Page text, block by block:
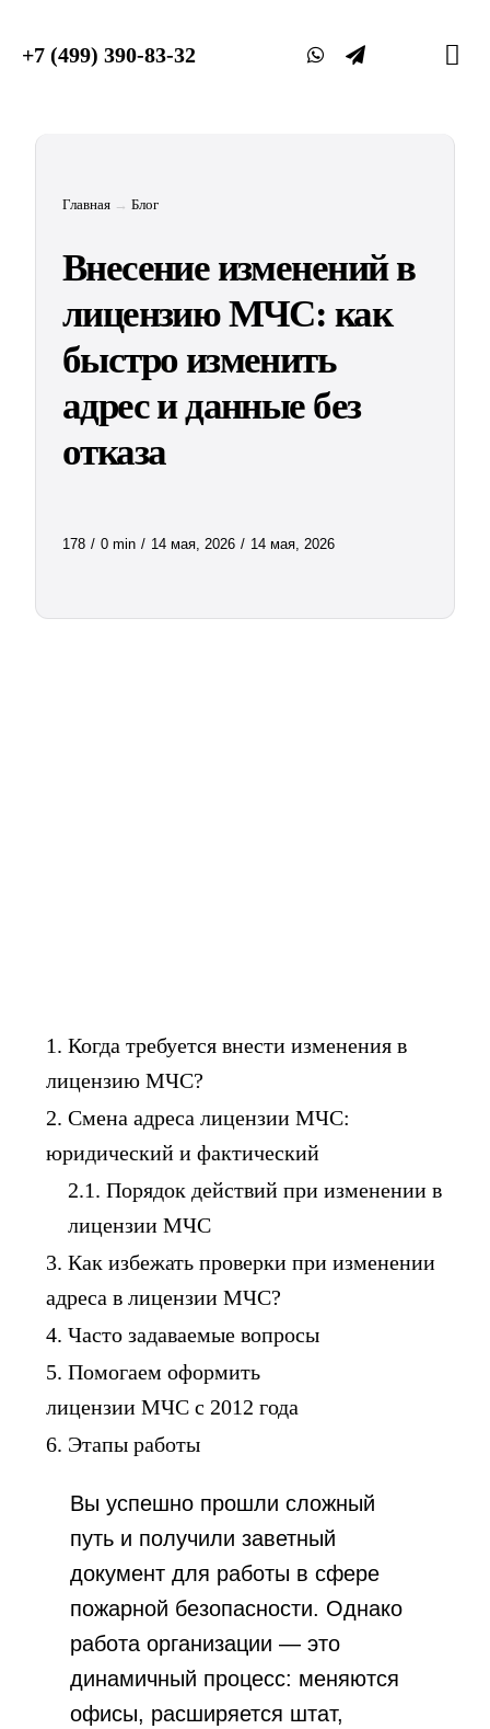
+7 (499) 390-83-32
Главная→ Блог
Внесение изменений в
лицензию МЧС: как
быстро изменить
адрес и данные без
отказа
178 / 0 min / 14 мая, 2026 / 14 мая, 2026
Когда требуется внести изменения в
лицензию МЧС?
Смена адреса лицензии МЧС:
юридический и фактический
Порядок действий при изменении в
лицензии МЧС
Как избежать проверки при изменении
адреса в лицензии МЧС?
Часто задаваемые вопросы
Помогаем оформить
лицензии МЧС с 2012 года
Этапы работы
Вы успешно прошли сложный
путь и получили заветный
документ для работы в сфере
пожарной безопасности. Однако
работа организации — это
динамичный процесс: меняются
офисы, расширяется штат,